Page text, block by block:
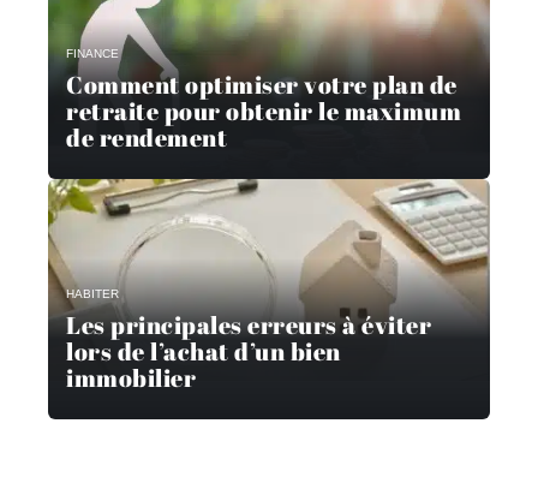
FINANCE
Comment optimiser votre plan de
retraite pour obtenir le maximum
de rendement
HABITER
Les principales erreurs à éviter
lors de l’achat d’un bien
immobilier